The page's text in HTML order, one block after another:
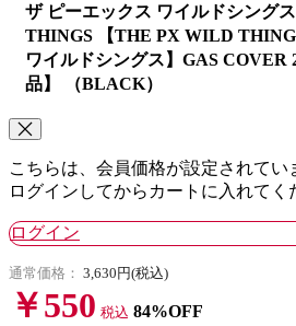
ザ ピーエックス ワイルドシング
THINGS 【THE PX WILD
ワイルドシングス】GAS COVER
品】 （BLACK）
こちらは、会員価格が設定されてい
ログインしてからカートに入れてく
ログイン
通常価格： 3,630円(税込)
￥550 税込 84%OFF